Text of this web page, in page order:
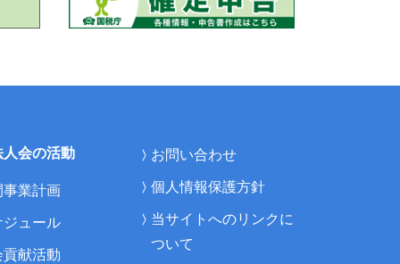
人会の活動
事業計画
ジュール
貢献活動
お問い合わせ
個人情報保護方針
当サイトへのリンクに
ついて